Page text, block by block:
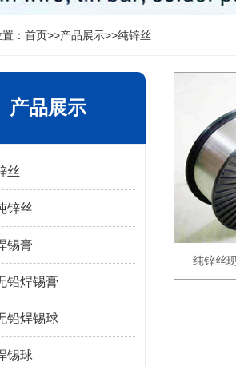
： 首页>>产品展示>>纯锌丝
产品展示
丝
锌丝
锡膏
铅焊锡膏
铅焊锡球
锡球
纯锌丝